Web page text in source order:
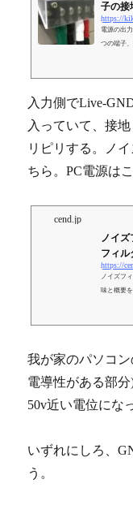
電源の出
つの端子
入力側でLive-
入っていて、接
リピリする。ノ
ちら。PC電源は
cend.jp
ノイズ
フィル
https://
ノイズフ
味と概要
我が家のパソコン
電導性がある部
50v近い電位にな
いずれにしろ、
う。